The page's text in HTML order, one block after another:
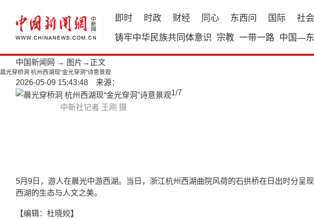
即时 时政 财经 同心 东西问 国际 社会
铸牢中华民族共同体意识 宗教 一带一路 中国—
中国新闻网 → 图片 →正文
晨光穿桥洞 杭州西湖现“金光穿洞”诗意景观
2026-05-09 15:43:48 来源：
中新社记者 王刚 摄
1/7
5月9日，游人在晨光中游西湖。当日，浙江杭州西湖曲院风荷的石拱桥在日出时分呈
西湖的生态与人文之美。
【编辑：杜晓姣】